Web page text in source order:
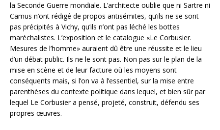
la Seconde Guerre mondiale. L’architecte oublie que ni Sartre ni
Camus n’ont rédigé de propos antisémites, qu’ils ne se sont
pas précipités à Vichy, qu’ils n’ont pas léché les bottes
maréchalistes. L’exposition et le catalogue «Le Corbusier.
Mesures de l’homme» auraient dû être une réussite et le lieu
d’un débat public. Ils ne le sont pas. Non pas sur le plan de la
mise en scène et de leur facture où les moyens sont
conséquents mais, si l’on va à l’essentiel, sur la mise entre
parenthèses du contexte politique dans lequel, et bien sûr par
lequel Le Corbusier a pensé, projeté, construit, défendu ses
propres œuvres.